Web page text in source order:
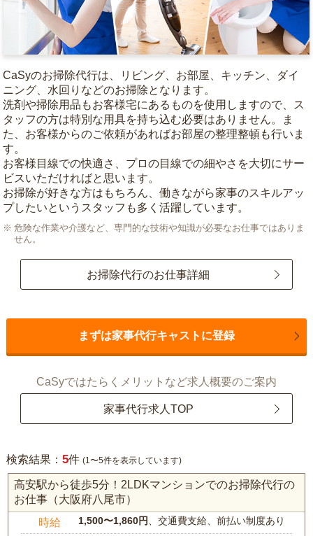
CaSyのお掃除代行は、リビング、お部屋、キッチン、ダイ
ニング、水回りなどのお掃除となります。
洗剤や掃除用品もお客様宅にあるものを使用しますので、ス
タッフの方は特別な用具を持ち込む必要はありません。ま
た、お客様からのご依頼があればお部屋の整理整頓も行いま
す。
お客様目線での快適さ、プロの目線での細やさを大切にサー
ビスいただければと思います。
お掃除が好きな方はもちろん、働きながら家事のスキルアッ
プしたいというスタッフも多く活躍しています。
危険な作業や介護など、専門的な技術や知識が必要なお仕事ではありま
せん。
お掃除代行のお仕事詳細
まずは家事代行キャストに登録
CaSyではたらくメリットなど求人概要のご案内
家事代行求人TOP
検索結果： 5件 (1〜5件を表示しています)
高安駅から徒歩5分！2LDKマンションでのお掃除代行の
お仕事（大阪府八尾市）
時給 1,500〜1,860円、交通費支給、前払い制度あり